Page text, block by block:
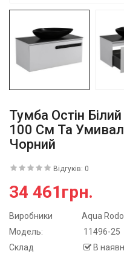
Тумба Остiн
100 См Та
Чорний
Відгуків: 0
34 461грн.
Виробники
Aqua
Модель:
11496-25
Склад
В